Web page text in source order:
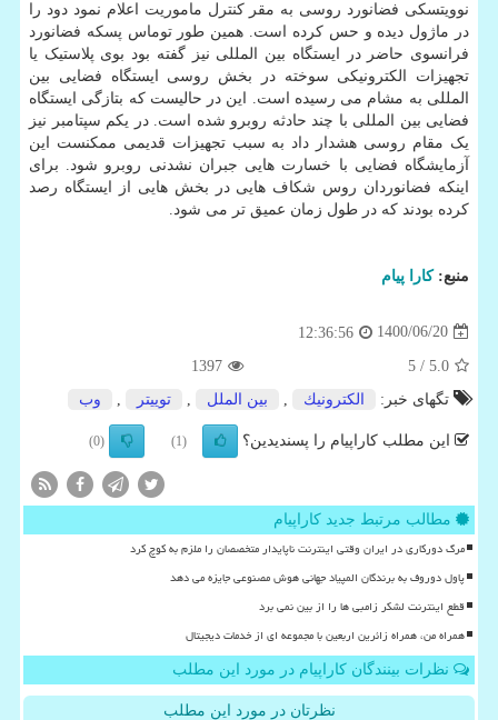
نوویتسکی فضانورد روسی به مقر کنترل ماموریت اعلام نمود دود را
در ماژول دیده و حس کرده است. همین طور توماس پسکه فضانورد
فرانسوی حاضر در ایستگاه بین المللی نیز گفته بود بوی پلاستیک یا
تجهیزات الکترونیکی سوخته در بخش روسی ایستگاه فضایی بین
المللی به مشام می رسیده است. این در حالیست که بتازگی ایستگاه
فضایی بین المللی با چند حادثه روبرو شده است. در یکم سپتامبر نیز
یک مقام روسی هشدار داد به سبب تجهیزات قدیمی ممکنست این
آزمایشگاه فضایی با خسارت هایی جبران نشدنی روبرو شود. برای
اینکه فضانوردان روس شکاف هایی در بخش هایی از ایستگاه رصد
کرده بودند که در طول زمان عمیق تر می شود.
منبع:كارا پیام
1400/06/20
12:36:56
5.0
/ 5
1397
تگهای خبر:
الكترونیك بین الملل توییتر وب
این مطلب کاراپیام را پسندیدین؟ (1)
(0)
مطالب مرتبط جدید کاراپیام
مرگ دورکاری در ایران وقتی اینترنت ناپایدار متخصصان را ملزم به کوچ کرد
پاول دوروف به برندگان المپیاد جهانی هوش مصنوعی جایزه می دهد
قطع اینترنت لشکر زامبی ها را از بین نمی برد
همراه من، همراه زائرین اربعین با مجموعه ای از خدمات دیجیتال
نظرات بینندگان کاراپیام در مورد این مطلب
نظرتان در مورد این مطلب